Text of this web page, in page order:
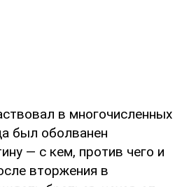
в многочисленных
был оболванен
— с кем, против чего и
вторжения в